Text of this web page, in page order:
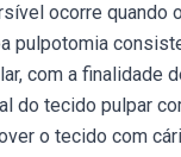
ocorre quando
pulpotomia
com a finalidade
do tecido pulpar
o tecido com